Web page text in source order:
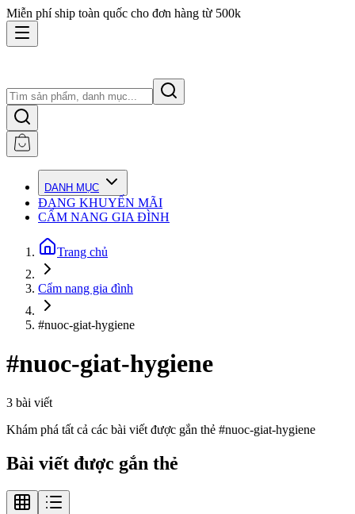
Miễn phí ship toàn quốc cho đơn hàng từ 500k
DANH MỤC
ĐANG KHUYẾN MÃI
CẨM NANG GIA ĐÌNH
Trang chủ
Cẩm nang gia đình
#nuoc-giat-hygiene
#nuoc-giat-hygiene
3 bài viết
Khám phá tất cả các bài viết được gắn thẻ #nuoc-giat-hygiene
Bài viết được gắn thẻ